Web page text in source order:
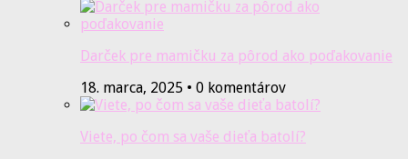
Darček pre mamičku za pôrod ako poďakovanie
18. marca, 2025 • 0 komentárov
Viete, po čom sa vaše dieťa batolí?